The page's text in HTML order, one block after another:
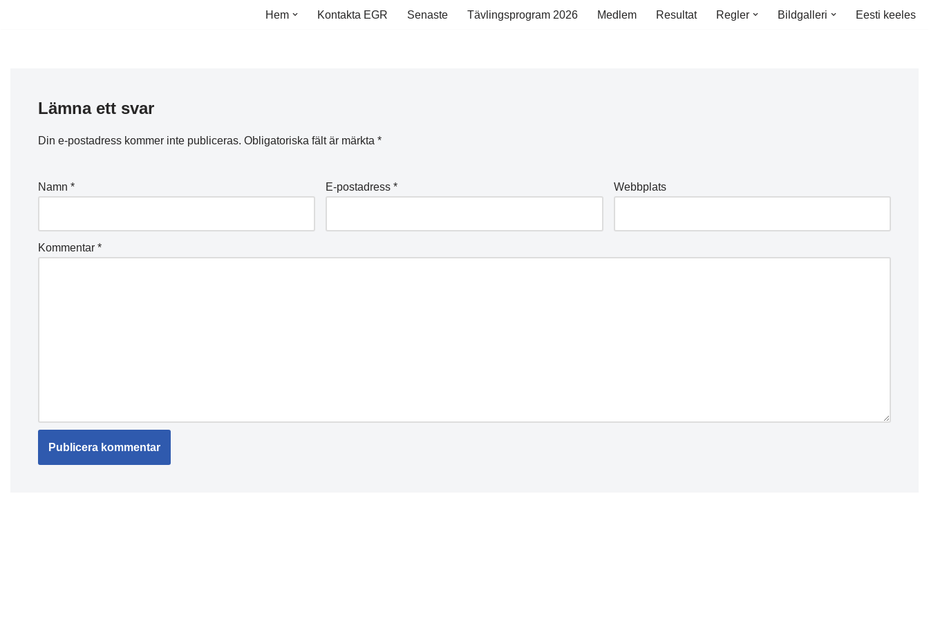
Hem Kontakta EGR Senaste Tävlingsprogram 2026 Medlem Resultat Regler Bildgalleri Eesti keeles
Lämna ett svar
Din e-postadress kommer inte publiceras. Obligatoriska fält är märkta *
Namn * E-postadress* Webbplats
Kommentar *